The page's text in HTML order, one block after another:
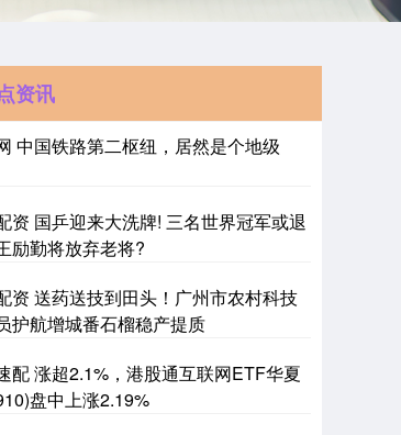
资讯
中国铁路第二枢纽，居然是个地级
资 国乒迎来大洗牌! 三名世界冠军或退
励勤将放弃老将?
资 送药送技到田头！广州市农村科技
护航增城番石榴稳产提质
配 涨超2.1%，港股通互联网ETF华夏
盘中上涨2.19%